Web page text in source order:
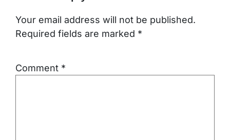
Your email address will not be published.
Required fields are marked *
Comment *